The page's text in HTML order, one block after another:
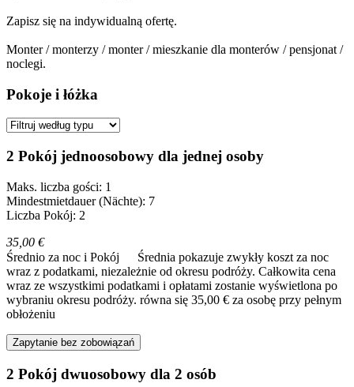
Zapisz się na indywidualną ofertę.
Monter / monterzy / monter / mieszkanie dla monterów / pensjonat /
noclegi.
Pokoje i łóżka
2 Pokój jednoosobowy dla jednej osoby
Maks. liczba gości: 1
Mindestmietdauer (Nächte): 7
Liczba Pokój: 2
35,00 €
Średnio za noc i Pokój
Średnia pokazuje zwykły koszt za noc
wraz z podatkami, niezależnie od okresu podróży. Całkowita cena
wraz ze wszystkimi podatkami i opłatami zostanie wyświetlona po
wybraniu okresu podróży. równa się 35,00 € za osobę przy pełnym
obłożeniu
Zapytanie bez zobowiązań
2 Pokój dwuosobowy dla 2 osób